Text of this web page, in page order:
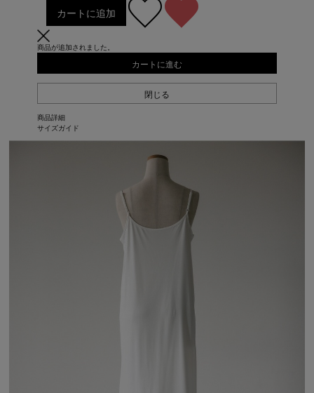
カートに追加
商品が追加されました。
カートに進む
閉じる
商品詳細
サイズガイド